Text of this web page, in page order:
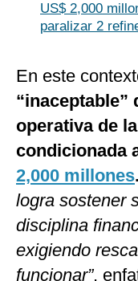
US$ 2,000
paralizar 2
En este
“inaceptable”
operativa de
condicionada
2,000 millones.
logra sostener
disciplina
exigiendo
funcionar”,